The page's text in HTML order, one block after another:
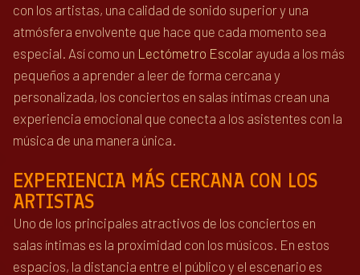
con los artistas, una calidad de sonido superior y una
atmósfera envolvente que hace que cada momento sea
especial. Así como un Lectómetro Escolar ayuda a los más
pequeños a aprender a leer de forma cercana y
personalizada, los conciertos en salas íntimas crean una
experiencia emocional que conecta a los asistentes con la
música de una manera única.
EXPERIENCIA MÁS CERCANA CON LOS
ARTISTAS
Uno de los principales atractivos de los conciertos en
salas íntimas es la proximidad con los músicos. En estos
espacios, la distancia entre el público y el escenario es